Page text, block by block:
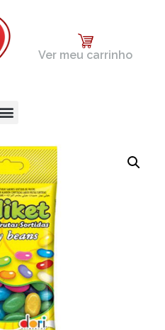
Ver meu carrinho